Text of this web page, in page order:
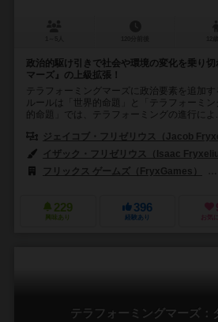
政治的駆け引きで社会や環境の変化を乗り
マーズ』の上級拡張！
テラフォーミングマーズに政治要素を追加
ルールは「世界的命題」と「テラフォーミ
的命題」では、テラフォーミングの進行によ
ジェイコブ・フリゼリウス（Jacob
イザック・フリゼリウス（Isaac
フリックス ゲームズ（FryxGames）
229
興味あり
396
経験あり お気
テラフォーミングマーズ：